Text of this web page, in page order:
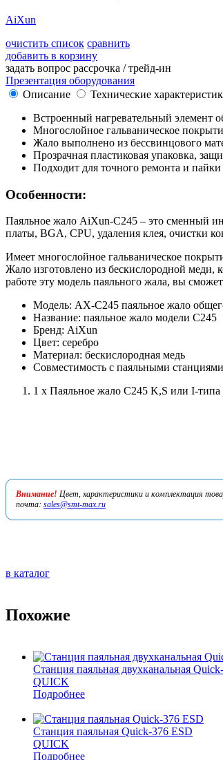
AiXun
очистить список сравнить
добавить в корзину
задать вопрос рассрочка / трейд-ин
Презентация оборудования
Описание
Технические
Встроенный нагревательный элемент
Многослойное гальваническое
Жало выполнено из бессвинцового
Прозрачная пластиковая упаковка,
Подходит для точного ремонта и
Особенности:
Паяльное жало AiXun-C245 – это сменный
платы, BGA, CPU, удаления клея, очистки
Имеет многослойное гальваническое
Жало изготовлено из бескислородной меди,
работе эту модель паяльного жала, вы
Модель: AX-C245 паяльное жало
Название: паяльное жало модели C245
Бренд: AiXun
Цвет: серебро
Материал: бескислородная медь
Совместимость с паяльными
1 x Паяльное жало C245 K,S или I-
Внимание! Цвет, характеристики и комплектация
почта: sales@smt-max.ru
в каталог
Похожие
Станция паяльная двухканальная
QUICK
Подробнее
Станция паяльная Quick-376 ESD
QUICK
Подробнее